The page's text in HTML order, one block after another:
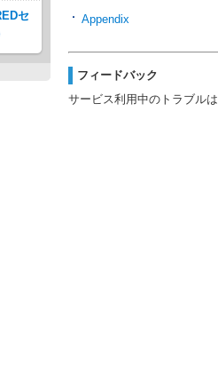
Appendix
フィードバック
サービス利用中のトラブル
セ